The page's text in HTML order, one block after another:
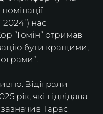
нас
“Гомін” отримав
бути кращими,
Відіграли
рік, які відвідала
Тарас